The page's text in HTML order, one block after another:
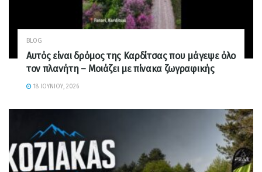
BLOG
Αυτός είναι δρόμος της Καρδίτσας που μάγεψε όλο
τον πλανήτη – Μοιάζει με πίνακα ζωγραφικής
18 ΙΟΥΝΊΟΥ, 2026